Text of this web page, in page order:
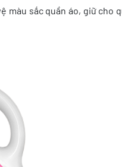
màu sắc quần áo, giữ cho